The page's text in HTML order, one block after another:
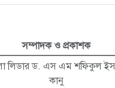
সম্পাদক ও প্রকাশক
লিডার ড. এস এম শফিকুল
কানু